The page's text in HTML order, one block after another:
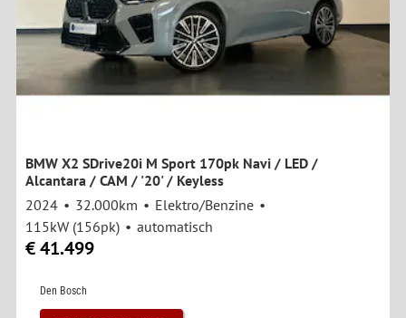
BMW X2 SDrive20i M Sport 170pk Navi / LED /
Alcantara / CAM / '20' / Keyless
2024
32.000km
Elektro/Benzine
115kW (156pk)
automatisch
€ 41.499
Den Bosch